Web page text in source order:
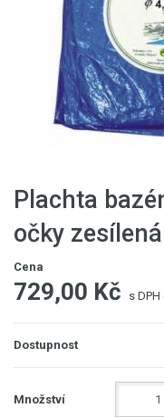
Plachta
očky zesílená
Cena
729,00 Kč s DPH
Dostupnost
Množství